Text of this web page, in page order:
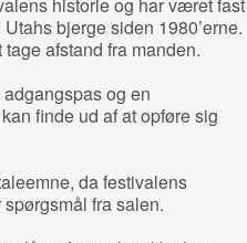
bjerge siden 1980’erne.
afstand fra manden.
og en
finde ud af at opføre sig
da festivalens
fra salen.